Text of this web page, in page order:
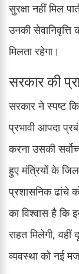
सुरक्षा नहीं मिल
उनकी
मिलता रहेगा।
सरकार की
सरकार ने स्पष्ट
प्रभावी आपदा
करना उसकी
हुए मंत्रियों के
प्रशासनिक ढांचे
का विश्वास है
राहत मिलेगी,
व्यवस्था को नई